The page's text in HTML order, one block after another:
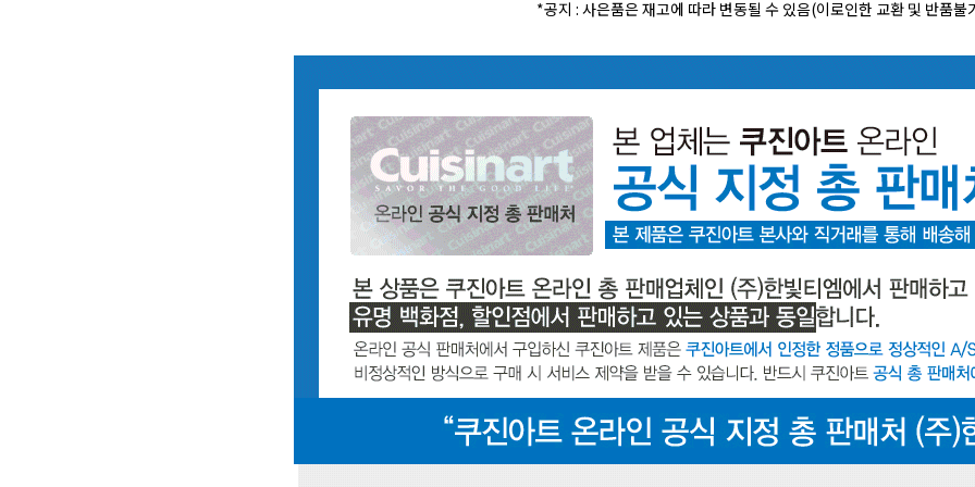
*공지 : 사은품은 재고에 따라 변동될 수 있음(이로인한 교환 및 반품불